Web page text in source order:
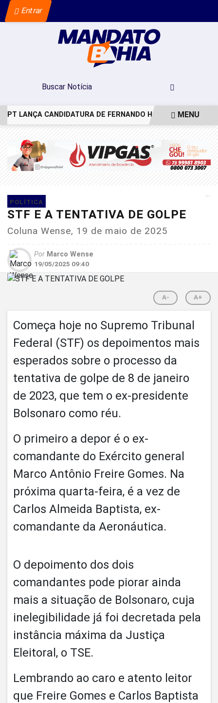
Entrar
PT LANÇA CANDIDATURA DE FERNANDO HADDAD AOMENU
POLÍTICA
STF E A TENTATIVA DE GOLPE
Coluna Wense, 19 de maio de 2025
Por Marco Wense
19/05/2025 09:40
A- A+
Começa hoje no Supremo Tribunal
Federal (STF) os depoimentos mais
esperados sobre o processo da
tentativa de golpe de 8 de janeiro
de 2023, que tem o ex-presidente
Bolsonaro como réu.
O primeiro a depor é o ex-
comandante do Exército general
Marco Antônio Freire Gomes. Na
próxima quarta-feira, é a vez de
Carlos Almeida Baptista, ex-
comandante da Aeronáutica.
O depoimento dos dois
comandantes pode piorar ainda
mais a situação de Bolsonaro, cuja
inelegibilidade já foi decretada pela
instância máxima da Justiça
Eleitoral, o TSE.
Lembrando ao caro e atento leitor
que Freire Gomes e Carlos Baptista